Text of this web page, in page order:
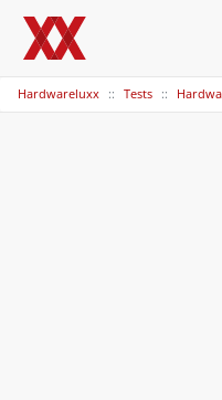
Hardwareluxx Tests